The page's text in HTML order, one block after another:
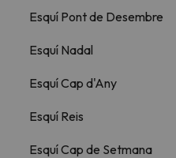
Esquí Pont de Desembre
Esquí Nadal
Esquí Cap d'Any
Esquí Reis
Esquí Cap de Setmana